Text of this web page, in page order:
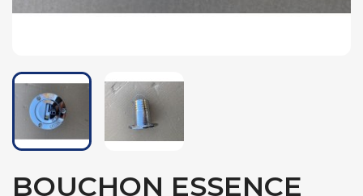
BOUCHON ESSENCE